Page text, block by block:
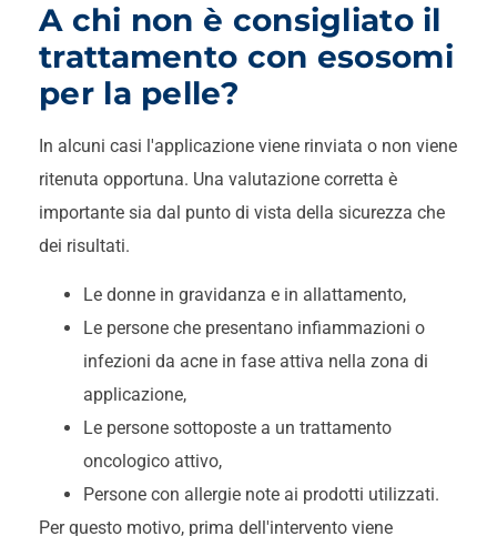
A chi non è consigliato il
trattamento con esosomi
per la pelle?
In alcuni casi l'applicazione viene rinviata o non viene
ritenuta opportuna. Una valutazione corretta è
importante sia dal punto di vista della sicurezza che
dei risultati.
Le donne in gravidanza e in allattamento,
Le persone che presentano infiammazioni o
infezioni da acne in fase attiva nella zona di
applicazione,
Le persone sottoposte a un trattamento
oncologico attivo,
Persone con allergie note ai prodotti utilizzati.
Per questo motivo, prima dell'intervento viene